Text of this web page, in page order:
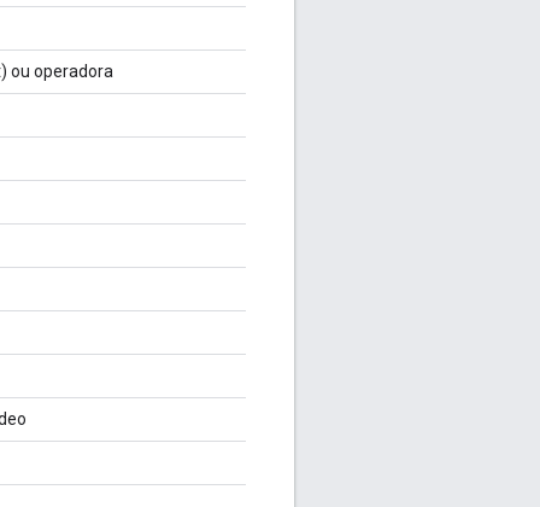
ou operadora